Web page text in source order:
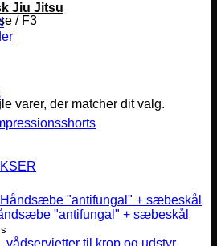
Jiu Jitsu
/F3
varer, der matcher dit valg.
"antifungal" + sæbeskål